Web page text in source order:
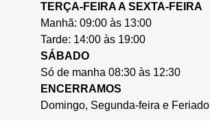
TERÇA-FEIRA A SEXTA-FEIRA
Manhã: 09:00 às 13:00
Tarde: 14:00 às 19:00
SÁBADO
Só de manha 08:30 às 12:30
ENCERRAMOS
Domingo, Segunda-feira e Feriado